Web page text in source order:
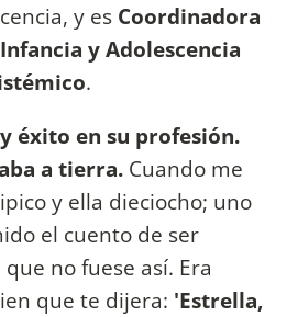
y es Coordinadora
y Adolescencia
.
éxito en su profesión.
a tierra. Cuando me
y ella dieciocho; uno
el cuento de ser
no fuese así. Era
que te dijera: 'Estrella,